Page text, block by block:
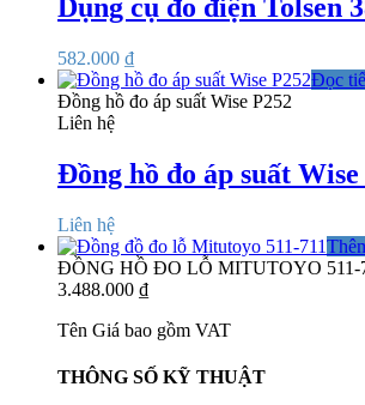
Dụng cụ đo điện Tolsen
582.000 ₫
Đọc
Đồng hồ đo áp suất Wise P252
Liên hệ
Đồng hồ đo áp suất Wise
Liên hệ
ĐỒNG HỒ ĐO LỖ MITUTOYO 511-
3.488.000 ₫
Tên Giá bao gồm VAT
THÔNG SỐ KỸ THUẬT